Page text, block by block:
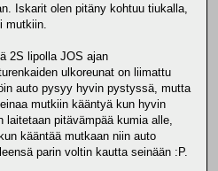
Iskarit olen pitäny kohtuu tiukalla,
mutkiin.
2S lipolla JOS ajan
ulkoreunat on liimattu
auto pysyy hyvin pystyssä, mutta
mutkiin kääntyä kun hyvin
pitävämpää kumia alle,
kääntää mutkaan niin auto
parin voltin kautta seinään :P.